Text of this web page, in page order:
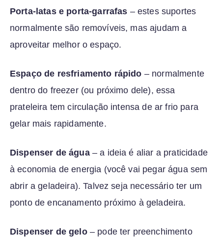
Porta-latas e porta-garrafas – estes suportes
normalmente são removíveis, mas ajudam a
aproveitar melhor o espaço.
Espaço de resfriamento rápido – normalmente
dentro do freezer (ou próximo dele), essa
prateleira tem circulação intensa de ar frio para
gelar mais rapidamente.
Dispenser de água– a ideia é aliar a praticidade
à economia de energia (você vai pegar água sem
abrir a geladeira). Talvez seja necessário ter um
ponto de encanamento próximo à geladeira.
Dispenser de gelo– pode ter preenchimento